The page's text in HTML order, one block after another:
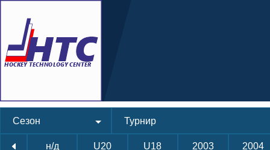
Сезон Турнир
н/д U20 U18 2003 2004